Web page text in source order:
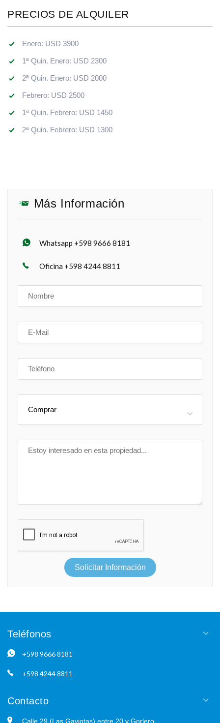
PRECIOS DE ALQUILER
Enero: USD 3900
1ª Quin. Enero: USD 2300
2ª Quin. Enero: USD 2000
Febrero: USD 2500
1ª Quin. Febrero: USD 1450
2ª Quin. Febrero: USD 1300
Más Información
Whatsapp +598 9666 8181
Oficina +598 4244 8811
Comprar
Solicitar Información
Teléfonos
+598 9666 8181
+598 4244 8811
Contacto
Calle 29 (Las Gaviotas) entre 20 y Gorlero